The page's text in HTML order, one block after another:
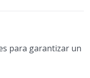
para garantizar un